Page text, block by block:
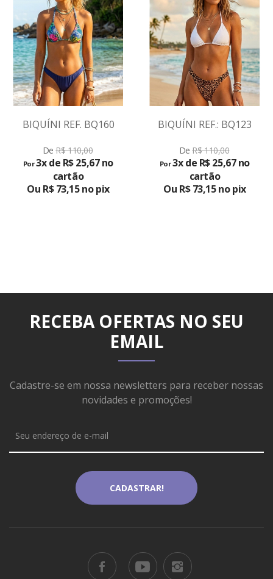
BIQUÍNI REF. BQ160
DeR$ 110,00
Por3x de R$ 25,67 no
cartão
Ou R$ 73,15 no pix
BIQUÍNI REF.: BQ123
DeR$ 110,00
Por3x de R$ 25,67 no
cartão
Ou R$ 73,15 no pix
RECEBA OFERTAS NO SEU
EMAIL
Cadastre-se em nossa newsletters para receber nossas
novidades e promoções!